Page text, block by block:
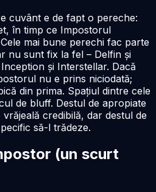
cuvânt e de fapt o pereche:
în timp ce Impostorul
mai bune perechi fac parte
nu sunt fix la fel – Delfin și
și Interstellar. Dacă
nu e prins niciodată;
din prima. Spațiul dintre cele
de bluff. Destul de apropiate
credibilă, dar destul de
să-l trădeze.
(un scurt